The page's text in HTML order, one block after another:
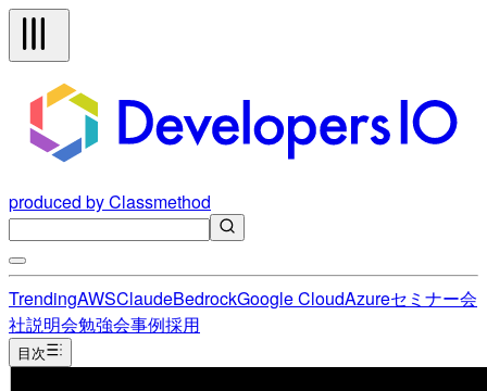
produced by Classmethod
TrendingAWSClaudeBedrockGoogle CloudAzureセミナー会
社説明会勉強会事例採用
目次